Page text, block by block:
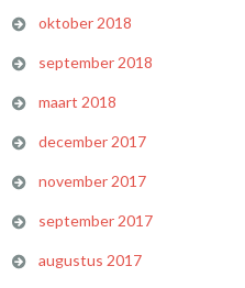
oktober 2018
september 2018
maart 2018
december 2017
november 2017
september 2017
augustus 2017